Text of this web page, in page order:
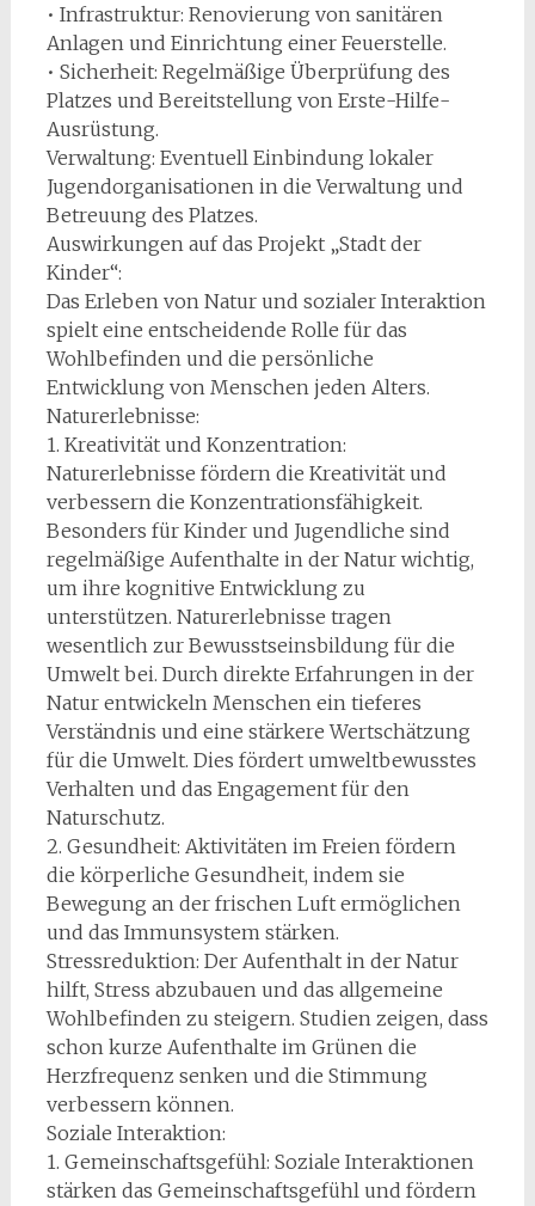
• Infrastruktur: Renovierung von sanitären
Anlagen und Einrichtung einer Feuerstelle.
• Sicherheit: Regelmäßige Überprüfung des
Platzes und Bereitstellung von Erste-Hilfe-
Ausrüstung.
Verwaltung: Eventuell Einbindung lokaler
Jugendorganisationen in die Verwaltung und
Betreuung des Platzes.
Auswirkungen auf das Projekt „Stadt der
Kinder“:
Das Erleben von Natur und sozialer Interaktion
spielt eine entscheidende Rolle für das
Wohlbefinden und die persönliche
Entwicklung von Menschen jeden Alters.
Naturerlebnisse:
1. Kreativität und Konzentration:
Naturerlebnisse fördern die Kreativität und
verbessern die Konzentrationsfähigkeit.
Besonders für Kinder und Jugendliche sind
regelmäßige Aufenthalte in der Natur wichtig,
um ihre kognitive Entwicklung zu
unterstützen. Naturerlebnisse tragen
wesentlich zur Bewusstseinsbildung für die
Umwelt bei. Durch direkte Erfahrungen in der
Natur entwickeln Menschen ein tieferes
Verständnis und eine stärkere Wertschätzung
für die Umwelt. Dies fördert umweltbewusstes
Verhalten und das Engagement für den
Naturschutz.
2. Gesundheit: Aktivitäten im Freien fördern
die körperliche Gesundheit, indem sie
Bewegung an der frischen Luft ermöglichen
und das Immunsystem stärken.
Stressreduktion: Der Aufenthalt in der Natur
hilft, Stress abzubauen und das allgemeine
Wohlbefinden zu steigern. Studien zeigen, dass
schon kurze Aufenthalte im Grünen die
Herzfrequenz senken und die Stimmung
verbessern können.
Soziale Interaktion:
1. Gemeinschaftsgefühl: Soziale Interaktionen
stärken das Gemeinschaftsgefühl und fördern